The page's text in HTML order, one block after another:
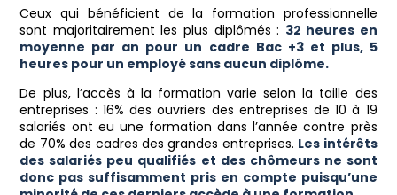
Ceux qui bénéficient de la formation professionnelle
sont majoritairement les plus diplômés : 32 heures en
moyenne par an pour un cadre Bac +3 et plus, 5
heures pour un employé sans aucun diplôme.
De plus, l’accès à la formation varie selon la taille des
entreprises : 16% des ouvriers des entreprises de 10 à 19
salariés ont eu une formation dans l’année contre près
de 70% des cadres des grandes entreprises. Les intérêts
des salariés peu qualifiés et des chômeurs ne sont
donc pas suffisamment pris en compte puisqu’une